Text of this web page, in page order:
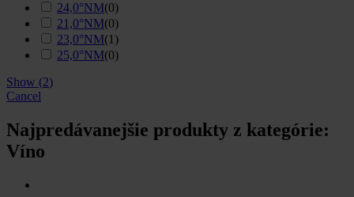
24,0°NM(0)
21,0°NM(0)
23,0°NM(1 )
25,0°NM(0)
Show (2)
Cancel
Najpredávanejšie produkty z kategórie:
Víno